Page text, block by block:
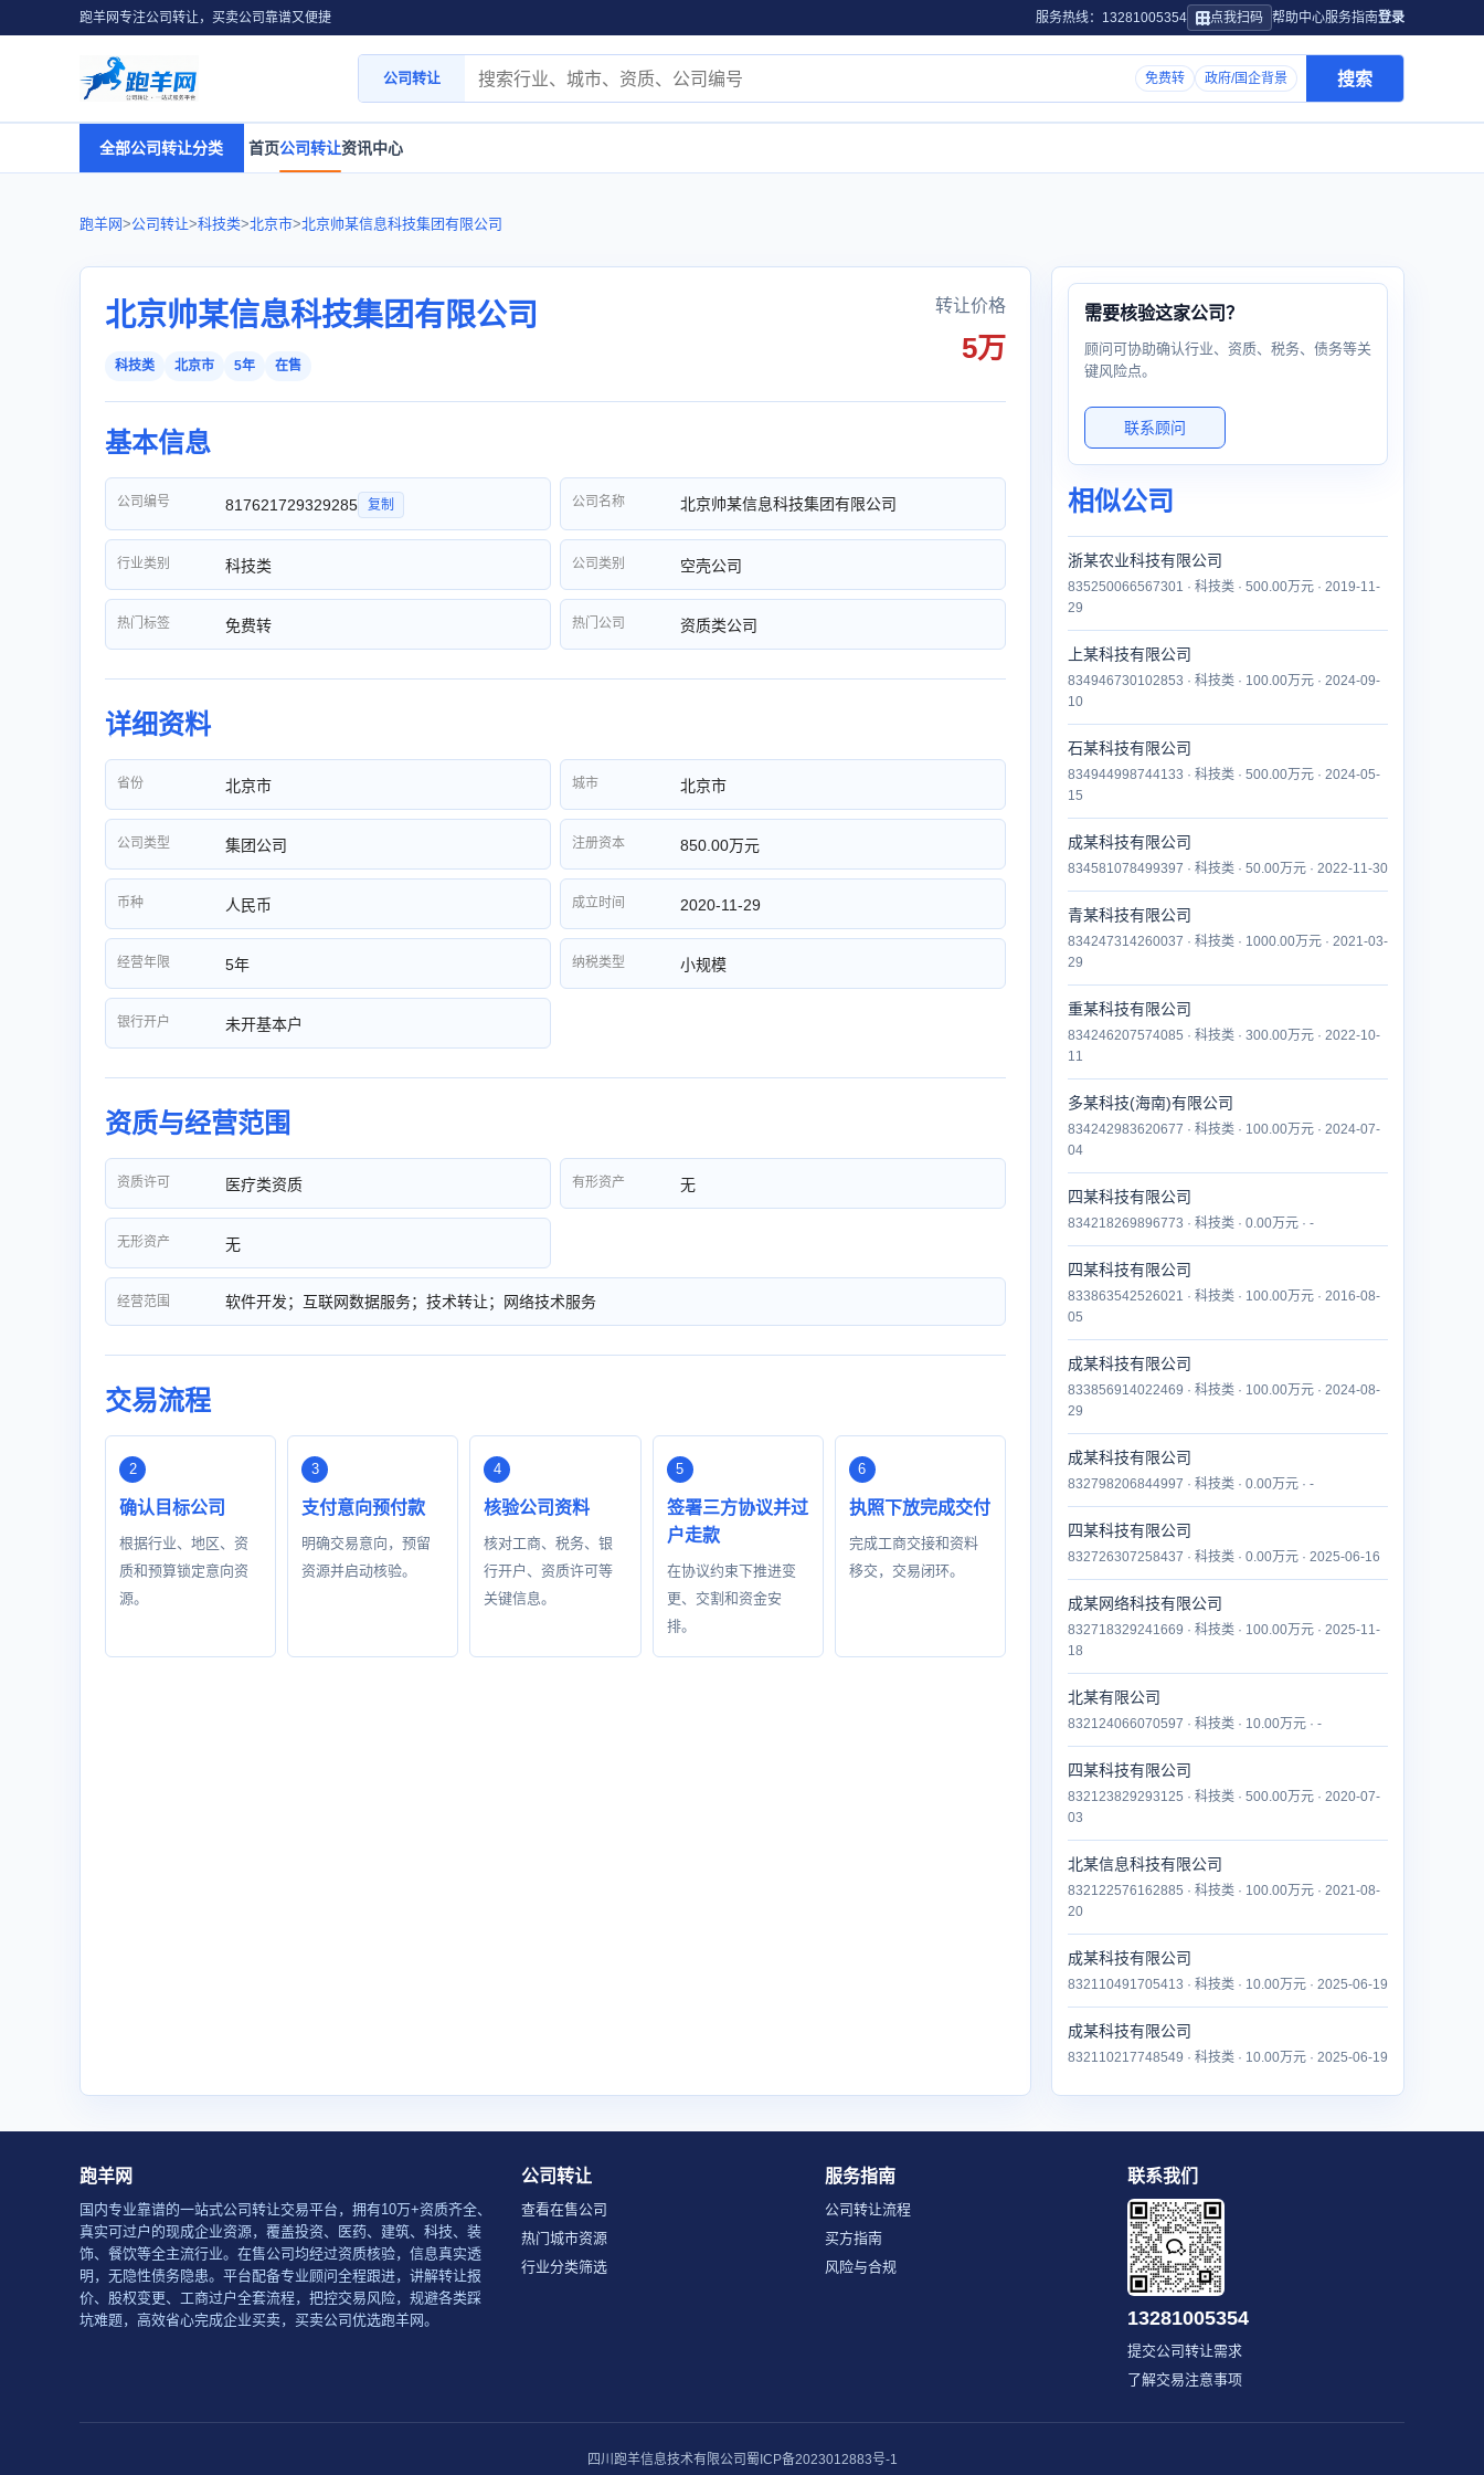
跑羊网专注公司转让，买卖公司靠谱又便捷 服务热线：13281005354 点我扫码 帮助中心服务指南登录
公司转让 免费转 政府/国企背景 搜索
全部公司转让分类 首页公司转让资讯中心
跑羊网>公司转让>科技类>北京市>北京帅某信息科技集团有限公司
北京帅某信息科技集团有限公司
科技类 北京市 5年 在售
转让价格
5万
基本信息
公司编号 817621729329285 复制 公司名称 北京帅某信息科技集团有限公司
行业类别 科技类 公司类别 空壳公司
热门标签 免费转 热门公司 资质类公司
详细资料
省份 北京市 城市 北京市
公司类型 集团公司 注册资本 850.00万元
币种 人民币 成立时间 2020-11-29
经营年限 5年 纳税类型 小规模
银行开户 未开基本户
资质与经营范围
资质许可 医疗类资质 有形资产 无
无形资产 无
经营范围 软件开发；互联网数据服务；技术转让；网络技术服务
交易流程
确认目标公司
根据行业、地区、资
质和预算锁定意向资
源。
支付意向预付款
明确交易意向，预留
资源并启动核验。
核验公司资料
核对工商、税务、银
行开户、资质许可等
关键信息。
签署三方协议并过
户走款
在协议约束下推进变
更、交割和资金安
排。
执照下放完成交付
完成工商交接和资料
移交，交易闭环。
需要核验这家公司？
顾问可协助确认行业、资质、税务、债务等关
键风险点。
联系顾问
相似公司
浙某农业科技有限公司
835250066567301 · 科技类 · 500.00万元 · 2019-11-
29
上某科技有限公司
834946730102853 · 科技类 · 100.00万元 · 2024-09-
10
石某科技有限公司
834944998744133 · 科技类 · 500.00万元 · 2024-05-
15
成某科技有限公司
834581078499397 · 科技类 · 50.00万元 · 2022-11-30
青某科技有限公司
834247314260037 · 科技类 · 1000.00万元 · 2021-03-
29
重某科技有限公司
834246207574085 · 科技类 · 300.00万元 · 2022-10-
11
多某科技(海南)有限公司
834242983620677 · 科技类 · 100.00万元 · 2024-07-
04
四某科技有限公司
834218269896773 · 科技类 · 0.00万元 · -
四某科技有限公司
833863542526021 · 科技类 · 100.00万元 · 2016-08-
05
成某科技有限公司
833856914022469 · 科技类 · 100.00万元 · 2024-08-
29
成某科技有限公司
832798206844997 · 科技类 · 0.00万元 · -
四某科技有限公司
832726307258437 · 科技类 · 0.00万元 · 2025-06-16
成某网络科技有限公司
832718329241669 · 科技类 · 100.00万元 · 2025-11-
18
北某有限公司
832124066070597 · 科技类 · 10.00万元 · -
四某科技有限公司
832123829293125 · 科技类 · 500.00万元 · 2020-07-
03
北某信息科技有限公司
832122576162885 · 科技类 · 100.00万元 · 2021-08-
20
成某科技有限公司
832110491705413 · 科技类 · 10.00万元 · 2025-06-19
成某科技有限公司
832110217748549 · 科技类 · 10.00万元 · 2025-06-19
跑羊网
国内专业靠谱的一站式公司转让交易平台，拥有10万+资质齐全、
真实可过户的现成企业资源，覆盖投资、医药、建筑、科技、装
饰、餐饮等全主流行业。在售公司均经过资质核验，信息真实透
明，无隐性债务隐患。平台配备专业顾问全程跟进，讲解转让报
价、股权变更、工商过户全套流程，把控交易风险，规避各类踩
坑难题，高效省心完成企业买卖，买卖公司优选跑羊网。
公司转让
查看在售公司
热门城市资源
行业分类筛选
服务指南
公司转让流程
买方指南
风险与合规
联系我们
13281005354
提交公司转让需求
了解交易注意事项
四川跑羊信息技术有限公司 蜀ICP备2023012883号-1